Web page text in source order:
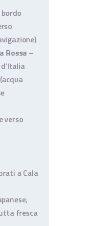
Rossa –
verso
a Cala
fresca